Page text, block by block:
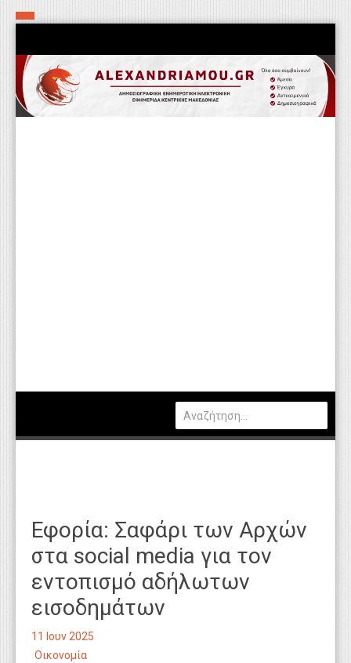
Εφορία: Σαφάρι των Αρχών
στα social media για τον
εντοπισμό αδήλωτων
εισοδημάτων
11 Ιουν 2025
Οικονομία
Αρχική
Τα εν δήμω εν οίκω
Πολιτιστικά-Εκκλησιαστικά
Καιρός
Τεχνολογία
Εκπαίδευση
Υγεία
Βιβλιοθήκη Απόψεων